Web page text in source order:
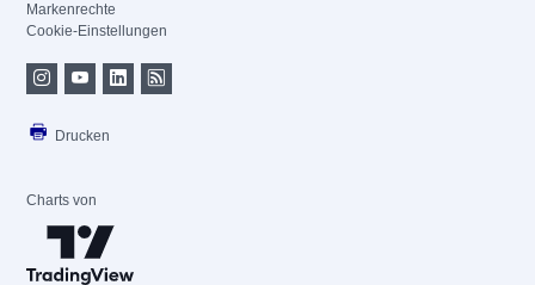
Markenrechte
Cookie-Einstellungen
Drucken
Charts von